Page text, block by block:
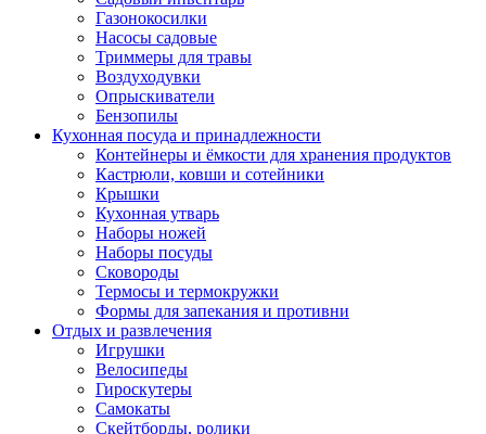
Газонокосилки
Насосы садовые
Триммеры для травы
Воздуходувки
Опрыскиватели
Бензопилы
Кухонная посуда и принадлежности
Контейнеры и ёмкости для хранения продуктов
Кастрюли, ковши и сотейники
Крышки
Кухонная утварь
Наборы ножей
Наборы посуды
Сковороды
Термосы и термокружки
Формы для запекания и противни
Отдых и развлечения
Игрушки
Велосипеды
Гироскутеры
Самокаты
Скейтборды, ролики